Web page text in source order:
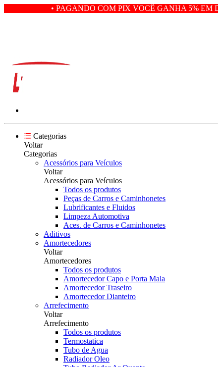
• PAGANDO COM PIX VOCÊ GANHA 5% EM
Categorias
Voltar
Categorias
Acessórios para Veículos
Voltar
Acessórios para Veículos
Todos os produtos
Peças de Carros e Caminhonetes
Lubrificantes e Fluidos
Limpeza Automotiva
Aces. de Carros e Caminhonetes
Aditivos
Amortecedores
Voltar
Amortecedores
Todos os produtos
Amortecedor Capo e Porta Mala
Amortecedor Traseiro
Amortecedor Dianteiro
Arrefecimento
Voltar
Arrefecimento
Todos os produtos
Termostatica
Tubo de Agua
Radiador Oleo